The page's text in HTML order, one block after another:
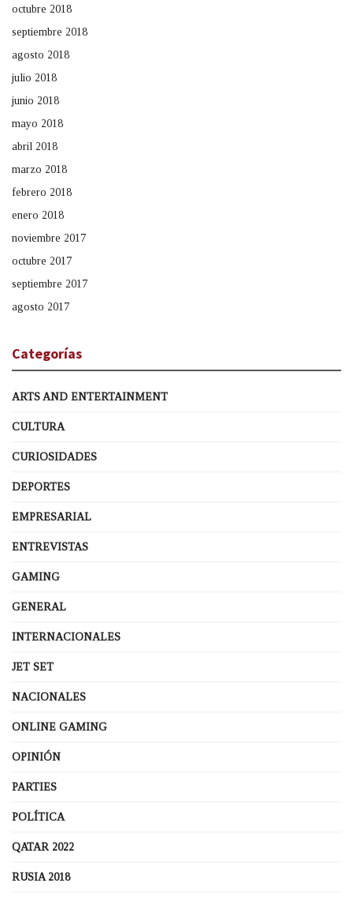
octubre 2018
septiembre 2018
agosto 2018
julio 2018
junio 2018
mayo 2018
abril 2018
marzo 2018
febrero 2018
enero 2018
noviembre 2017
octubre 2017
septiembre 2017
agosto 2017
Categorías
ARTS AND ENTERTAINMENT
CULTURA
CURIOSIDADES
DEPORTES
EMPRESARIAL
ENTREVISTAS
GAMING
GENERAL
INTERNACIONALES
JET SET
NACIONALES
ONLINE GAMING
OPINIÓN
PARTIES
POLÍTICA
QATAR 2022
RUSIA 2018